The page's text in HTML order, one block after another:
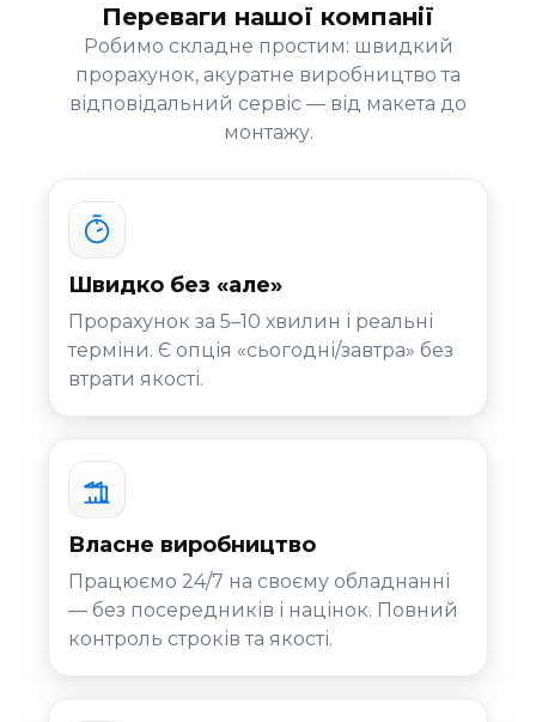
Переваги нашої компанії
Робимо складне простим: швидкий
прорахунок, акуратне виробництво та
відповідальний сервіс — від макета до
монтажу.
Швидко без «але»
Прорахунок за 5–10 хвилин і реальні
терміни. Є опція «сьогодні/завтра» без
втрати якості.
Власне виробництво
Працюємо 24/7 на своєму обладнанні
— без посередників і націнок. Повний
контроль строків та якості.